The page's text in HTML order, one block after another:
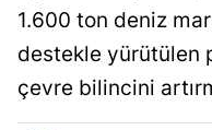
1.600 ton deniz
destekle yürütülen
çevre bilincini